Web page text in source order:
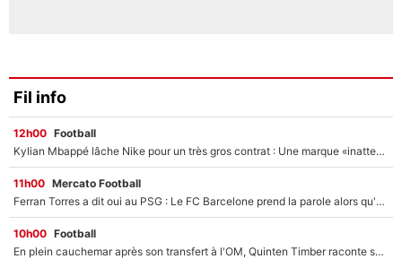
Fil info
12h00 Football
Kylian Mbappé lâche Nike pour un très gros contrat : Une marque «inattendue» va frapper très fort
11h00 Mercato Football
Ferran Torres a dit oui au PSG : Le FC Barcelone prend la parole alors qu'un transfert de l'attaquant espagnol prend forme
10h00 Football
En plein cauchemar après son transfert à l'OM, Quinten Timber raconte ses doutes après sa signature à Marseille